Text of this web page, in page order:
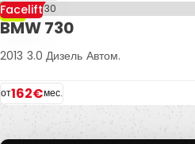
-7%
Facelift
BMW 730
2013 3.0 Дизель Автом.
от162€мес.